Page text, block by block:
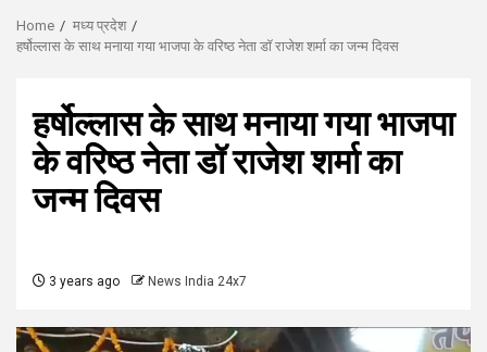
Home
मध्य प्रदेश
हर्षोल्लास के साथ मनाया गया भाजपा के वरिष्ठ नेता डॉ राजेश शर्मा का जन्म दिवस
हर्षोल्लास के साथ मनाया गया भाजपा
के वरिष्ठ नेता डॉ राजेश शर्मा का
जन्म दिवस
3 years ago News India 24x7